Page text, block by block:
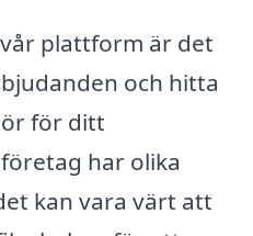
plattform är det
och hitta
för ditt
har olika
kan vara värt att